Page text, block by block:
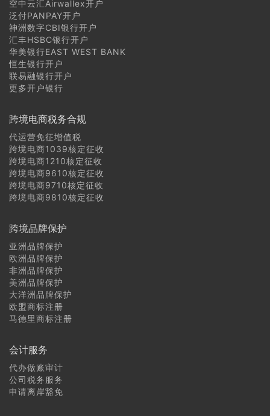
空中云汇Airwallex开户
泛付PANPAY开户
神洲数字CBI银行开户
汇丰HSBC银行开户
华美银行EAST WEST BANK
恒生银行开户
联易融银行开户
更多开户银行
跨境电商税务合规
代运营免征增值税
跨境电商1039核定征收
跨境电商1210核定征收
跨境电商9610核定征收
跨境电商9710核定征收
跨境电商9810核定征收
跨境品牌保护
亚洲品牌保护
欧洲品牌保护
非洲品牌保护
美洲品牌保护
大洋洲品牌保护
欧盟商标注册
马德里商标注册
会计服务
代办做账审计
公司税务服务
申请离岸豁免